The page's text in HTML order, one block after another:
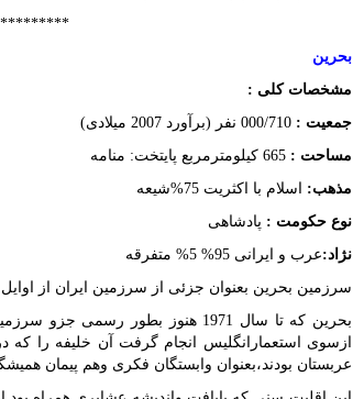
بحرین
مشخصات کلی :
جمعیت :
مساحت :
مذهب: اسلام با اکثریت 75%شیعه
نوع حکومت : پادشاهی
نژاد:عرب و ایرانی 95% 5% متفرقه
سرزمین بحرین بعنوان جزئی از سرزمین ایران از اوایل قرن 19 میلادی بتدریج زیرنفوذ بریتانیا
بحرین که تا سال 1971 هنوز بطور
ازسوی استعمارانگلیس انجام گرفت آن خلیفه را
عربستان بودند،بعنوان وابستگان فکری وهم پیمان